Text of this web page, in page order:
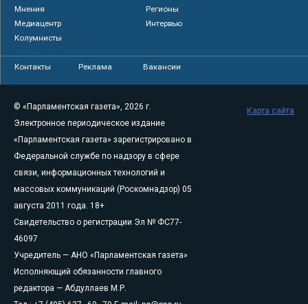
Мнения
Регионы
Медиацентр
Интервью
Колумнисты
Контакты Реклама Вакансии
© «Парламентская газета», 2026 г.
Электронное периодическое издание
«Парламентская газета» зарегистрировано в
Федеральной службе по надзору в сфере
связи, информационных технологий и
массовых коммуникаций (Роскомнадзор) 05
августа 2011 года. 18+
Свидетельство о регистрации Эл № ФС77-
46097
Учредитель — АНО «Парламентская газета»
Исполняющий обязанности главного
редактора — Абдуллаев М.Р.
Карта сайта